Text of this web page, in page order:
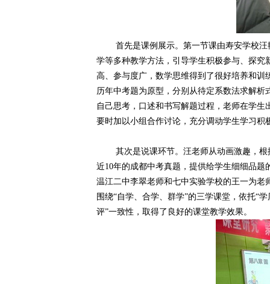
首先是课例展示。第一节课由寿安学校
学等多种教学方法，引导学生积极参与、探究
高、参与度广，数学思维得到了很好培养和训
历年中考题为原型，分别从待定系数法求解
自己思考，口述和书写解题过程，老师在学
要时加以小组合作讨论，充分调动学生学习
其次是说课环节。汪老师从动画激趣，
近10年的成都中考真题，提供给学生细细品
温江二中李翠老师和七中实验学校的王一为
围绕“自学、合学、群学”的三学课堂，依托“
评”一致性，取得了良好的课堂教学效果。